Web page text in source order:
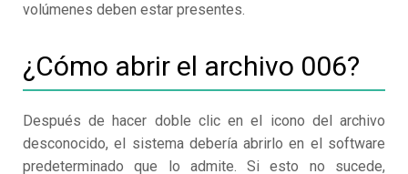
volúmenes deben estar presentes.
¿Cómo abrir el archivo 006?
Después de hacer doble clic en el icono del archivo
desconocido, el sistema debería abrirlo en el software
predeterminado que lo admite. Si esto no sucede,